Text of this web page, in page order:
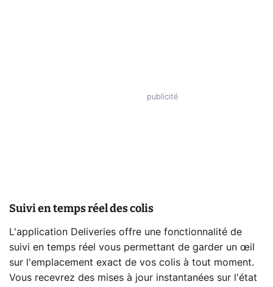
Suivi en temps réel des colis
L'application Deliveries offre une fonctionnalité de
suivi en temps réel vous permettant de garder un œil
sur l'emplacement exact de vos colis à tout moment.
Vous recevrez des mises à jour instantanées sur l'état